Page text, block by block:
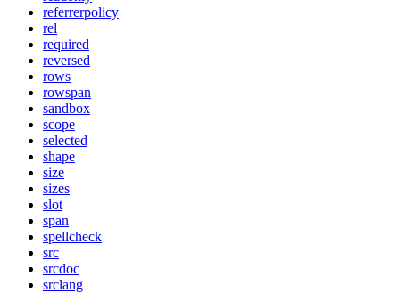
referrerpolicy
rel
required
reversed
rows
rowspan
sandbox
scope
selected
shape
size
sizes
slot
span
spellcheck
src
srcdoc
srclang